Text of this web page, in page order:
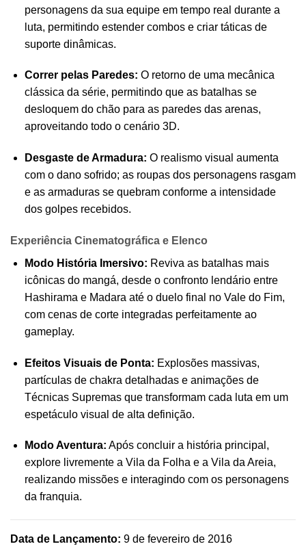
personagens da sua equipe em tempo real durante a
luta, permitindo estender combos e criar táticas de
suporte dinâmicas.
Correr pelas Paredes: O retorno de uma mecânica
clássica da série, permitindo que as batalhas se
desloquem do chão para as paredes das arenas,
aproveitando todo o cenário 3D.
Desgaste de Armadura: O realismo visual aumenta
com o dano sofrido; as roupas dos personagens rasgam
e as armaduras se quebram conforme a intensidade
dos golpes recebidos.
Experiência Cinematográfica e Elenco
Modo História Imersivo: Reviva as batalhas mais
icônicas do mangá, desde o confronto lendário entre
Hashirama e Madara até o duelo final no Vale do Fim,
com cenas de corte integradas perfeitamente ao
gameplay.
Efeitos Visuais de Ponta: Explosões massivas,
partículas de chakra detalhadas e animações de
Técnicas Supremas que transformam cada luta em um
espetáculo visual de alta definição.
Modo Aventura: Após concluir a história principal,
explore livremente a Vila da Folha e a Vila da Areia,
realizando missões e interagindo com os personagens
da franquia.
Data de Lançamento: 9 de fevereiro de 2016